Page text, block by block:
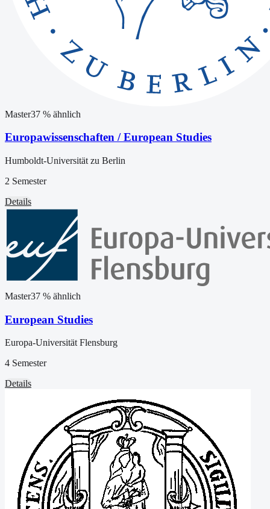
Master37 % ähnlich
Europawissenschaften / European Studies
Humboldt-Universität zu Berlin
2 Semester
Details
Master37 % ähnlich
European Studies
Europa-Universität Flensburg
4 Semester
Details